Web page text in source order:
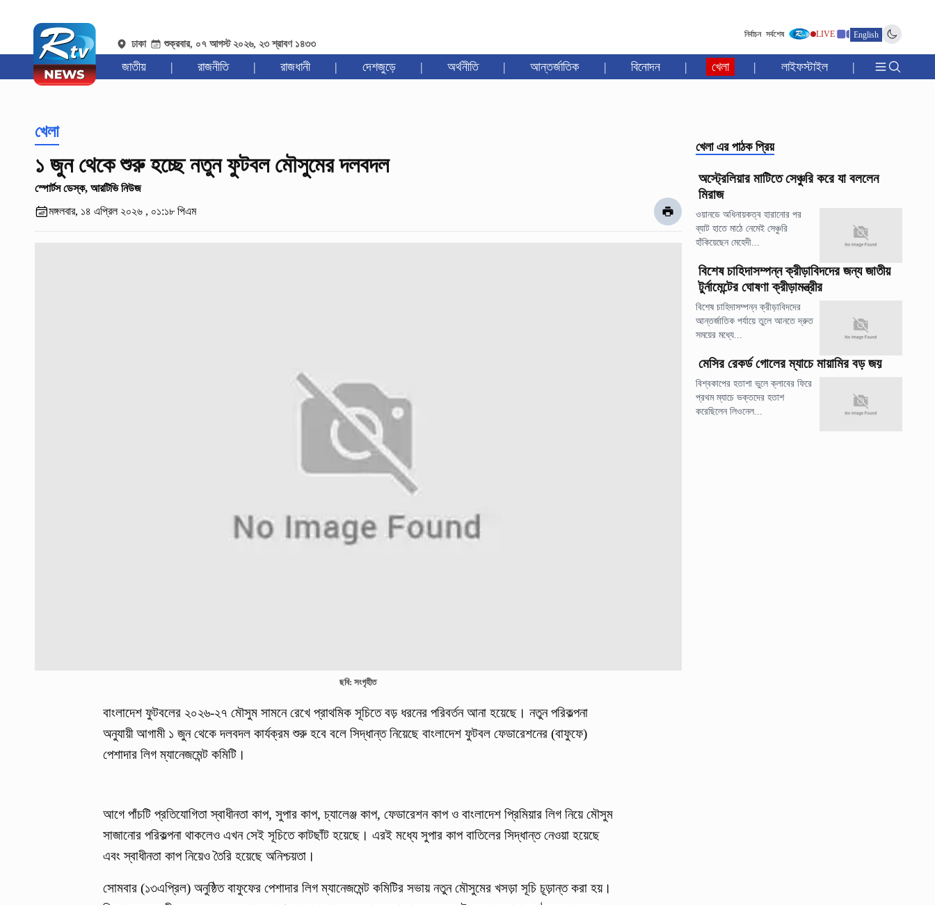
ঢাকা শুক্রবার, ০৭ আগস্ট ২০২৬, ২৩ শ্রাবণ ১৪৩৩
নির্বাচন সর্বশেষ LIVE English
জাতীয় | রাজনীতি | রাজধানী | দেশজুড়ে | অর্থনীতি | আন্তর্জাতিক | বিনোদন | খেলা | লাইফস্টাইল |
খেলা
১ জুন থেকে শুরু হচ্ছে নতুন ফুটবল মৌসুমের দলবদল
স্পোর্টস ডেস্ক, আরটিভি নিউজ
মঙ্গলবার, ১৪ এপ্রিল ২০২৬ , ০১:১৮ পিএম
ছবি: সংগৃহীত
বাংলাদেশ ফুটবলের ২০২৬-২৭ মৌসুম সামনে রেখে প্রাথমিক সূচিতে বড় ধরনের পরিবর্তন আনা হয়েছে। নতুন পরিকল্পনা
অনুযায়ী আগামী ১ জুন থেকে দলবদল কার্যক্রম শুরু হবে বলে সিদ্ধান্ত নিয়েছে বাংলাদেশ ফুটবল ফেডারেশনের (বাফুফে)
পেশাদার লিগ ম্যানেজমেন্ট কমিটি।
আগে পাঁচটি প্রতিযোগিতা স্বাধীনতা কাপ, সুপার কাপ, চ্যালেঞ্জ কাপ, ফেডারেশন কাপ ও বাংলাদেশ প্রিমিয়ার লিগ নিয়ে মৌসুম
সাজানোর পরিকল্পনা থাকলেও এখন সেই সূচিতে কাটছাঁট হয়েছে। এরই মধ্যে সুপার কাপ বাতিলের সিদ্ধান্ত নেওয়া হয়েছে
এবং স্বাধীনতা কাপ নিয়েও তৈরি হয়েছে অনিশ্চয়তা।
সোমবার (১৩এপ্রিল) অনুষ্ঠিত বাফুফের পেশাদার লিগ ম্যানেজমেন্ট কমিটির সভায় নতুন মৌসুমের খসড়া সূচি চূড়ান্ত করা হয়।
খেলা এর পাঠক প্রিয়
অস্ট্রেলিয়ার মাটিতে সেঞ্চুরি করে যা বললেন
মিরাজ
ওয়ানডে অধিনায়কত্ব হারানোর পর
ব্যাট হাতে মাঠে নেমেই সেঞ্চুরি
হাঁকিয়েছেন মেহেদী...
বিশেষ চাহিদাসম্পন্ন ক্রীড়াবিদদের জন্য জাতীয়
টুর্নামেন্টের ঘোষণা ক্রীড়ামন্ত্রীর
বিশেষ চাহিদাসম্পন্ন ক্রীড়াবিদদের
আন্তর্জাতিক পর্যায়ে তুলে আনতে দ্রুত
সময়ের মধ্যে...
মেসির রেকর্ড গোলের ম্যাচে মায়ামির বড় জয়
বিশ্বকাপের হতাশা ভুলে ক্লাবের ফিরে
প্রথম ম্যাচে ভক্তদের হতাশ
করেছিলেন লিওনেল...